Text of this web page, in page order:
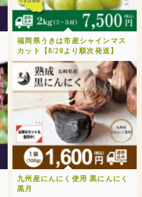
福岡県うきは市産シャインマス
カット【8/20より順次発送】
九州産にんにく使用 黒にんにく
黒月